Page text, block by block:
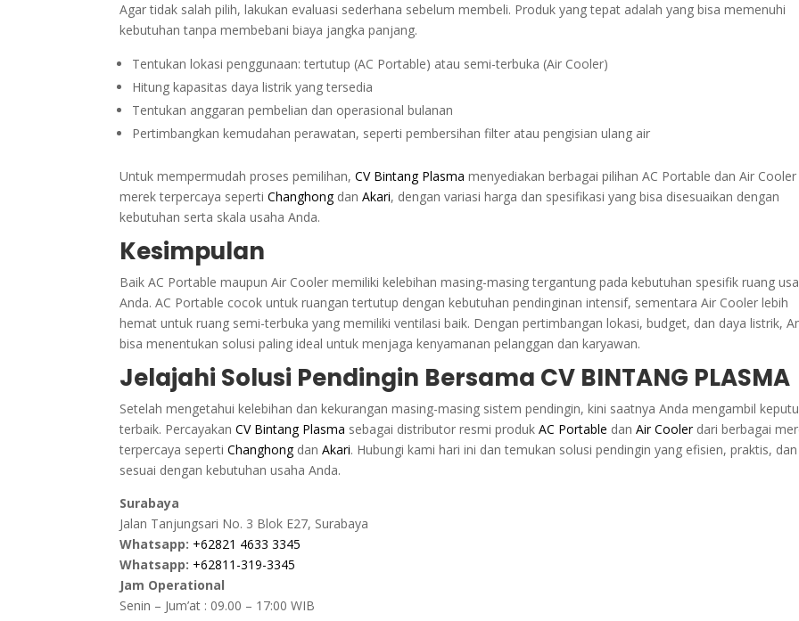
Agar tidak salah pilih, lakukan evaluasi sederhana sebelum membeli. Produk yang tepat adalah yang bisa memenuhi
kebutuhan tanpa membebani biaya jangka panjang.
Tentukan lokasi penggunaan: tertutup (AC Portable) atau semi-terbuka (Air Cooler)
Hitung kapasitas daya listrik yang tersedia
Tentukan anggaran pembelian dan operasional bulanan
Pertimbangkan kemudahan perawatan, seperti pembersihan filter atau pengisian ulang air
Untuk mempermudah proses pemilihan,CV Bintang Plasma menyediakan berbagai pilihan AC Portable dan Air
merek terpercaya sepertiChanghongdanAkari, dengan variasi harga dan spesifikasi yang bisa disesuaikan dengan
kebutuhan serta skala usaha Anda.
Kesimpulan
Baik AC Portable maupun Air Cooler memiliki kelebihan masing-masing tergantung pada kebutuhan spesifik ruang
Anda. AC Portable cocok untuk ruangan tertutup dengan kebutuhan pendinginan intensif, sementara Air Cooler lebih
hemat untuk ruang semi-terbuka yang memiliki ventilasi baik. Dengan pertimbangan lokasi, budget, dan daya listrik,
bisa menentukan solusi paling ideal untuk menjaga kenyamanan pelanggan dan karyawan.
Jelajahi Solusi Pendingin Bersama CV BINTANG PLASMA
Setelah mengetahui kelebihan dan kekurangan masing-masing sistem pendingin, kini saatnya Anda mengambil
terbaik. PercayakanCV Bintang Plasma sebagai distributor resmi produkAC Portable danAir Coolerdari berbagai
terpercaya sepertiChanghongdanAkari. Hubungi kami hari ini dan temukan solusi pendingin yang efisien, praktis, dan
sesuai dengan kebutuhan usaha Anda.
Surabaya
Jalan Tanjungsari No. 3 Blok E27, Surabaya
Whatsapp: +62821 4633 3345
Whatsapp: +62811-319-3345
Jam Operational
Senin – Jum’at : 09.00 – 17:00 WIB